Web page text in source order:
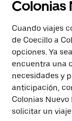
Colonias
Cuando viajes
de Coecillo a
opciones. Ya
encuentra una
necesidades y
anticipación,
Colonias
solicitar un